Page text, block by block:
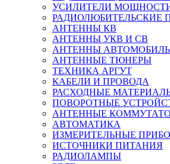
УСИЛИТЕЛИ
РАДИОЛЮБИТЕЛЬСКИЕ
АНТЕННЫ КВ
АНТЕННЫ УКВ И СВ
АНТЕННЫ
АНТЕННЫЕ ТЮНЕРЫ
ТЕХНИКА АРГУТ
КАБЕЛИ И ПРОВОДА
РАСХОДНЫЕ
ПОВОРОТНЫЕ
АНТЕННЫЕ
АВТОМАТИКА
ИЗМЕРИТЕЛЬНЫЕ
ИСТОЧНИКИ ПИТАНИЯ
РАДИОЛАМПЫ